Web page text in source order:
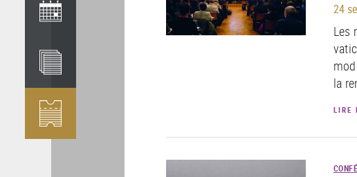
24
Les
la
LIRE